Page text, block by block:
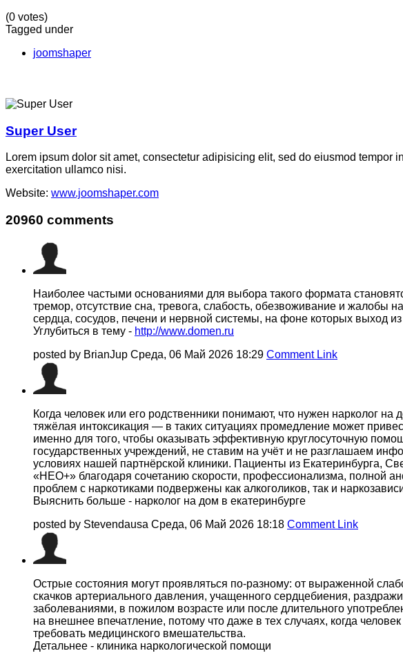
(0 votes)
Tagged under
joomshaper
Super User
Lorem ipsum dolor sit amet, consectetur adipisicing elit, sed do eiusmod
exercitation ullamco nisi.
Website: www.joomshaper.com
20960 comments
Наиболее частыми основаниями для выбора такого формата
тремор, отсутствие сна, тревога, слабость, обезвоживание и жалобы
сердца, сосудов, печени и нервной системы, на фоне которых выход
Углубиться в тему - http://www.domen.ru
posted by BrianJup Среда, 06 Май 2026 18:29 Comment Link
Когда человек или его родственники понимают, что нужен нарколог
тяжёлая интоксикация — в таких ситуациях промедление может
именно для того, чтобы оказывать эффективную круглосуточную
государственных учреждений, не ставим на учёт и не разглашаем
условиях нашей партнёрской клиники. Пациенты из Екатеринбурга,
«НЕО+» благодаря сочетанию скорости, профессионализма, полной
проблем с наркотиками подвержены как алкоголиков, так и
Выяснить больше - нарколог на дом в екатеринбурге
posted by Stevendausa Среда, 06 Май 2026 18:18 Comment Link
Острые состояния могут проявляться по-разному: от выраженной
скачков артериального давления, учащенного сердцебиения,
заболеваниями, в пожилом возрасте или после длительного
на внешнее впечатление, потому что даже в тех случаях, когда
требовать медицинского вмешательства.
Детальнее - клиника наркологической помощи